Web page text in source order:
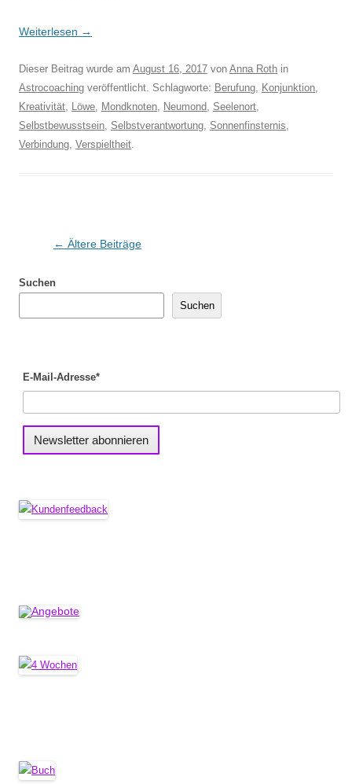
Weiterlesen →
Dieser Beitrag wurde am August 16, 2017 von Anna Roth in
Astrocoaching veröffentlicht. Schlagworte: Berufung, Konjunktion,
Kreativität, Löwe, Mondknoten, Neumond, Seelenort,
Selbstbewusstsein, Selbstverantwortung, Sonnenfinsternis,
Verbindung, Verspieltheit.
Beitragsnavigation
← Ältere Beiträge
Suchen
Suchen
E-Mail-Adresse*